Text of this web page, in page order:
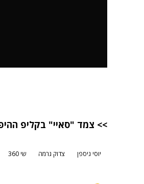
>> צמד "סאיי" בקליפ
יוסי גיספן צדוק גרמה שי 360